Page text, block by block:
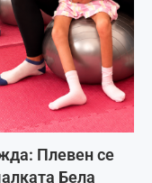
Плевен се
Бела